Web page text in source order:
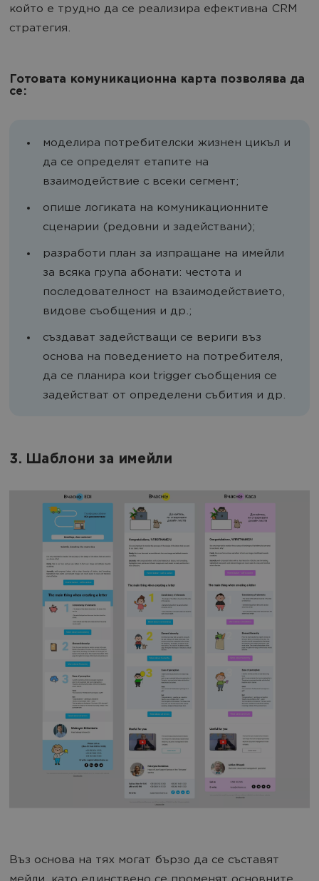
който е трудно да се реализира ефективна CRM
стратегия.
Готовата комуникационна карта позволява да
се:
моделира потребителски жизнен цикъл и
да се определят етапите на
взаимодействие с всеки сегмент;
опише логиката на комуникационните
сценарии (редовни и задействани);
разработи план за изпращане на имейли
за всяка група абонати: честота и
последователност на взаимодействието,
видове съобщения и др.;
създават задействащи се вериги въз
основа на поведението на потребителя,
да се планира кои trigger съобщения се
задействат от определени събития и др.
3. Шаблони за имейли
Въз основа на тях могат бързо да се съставят